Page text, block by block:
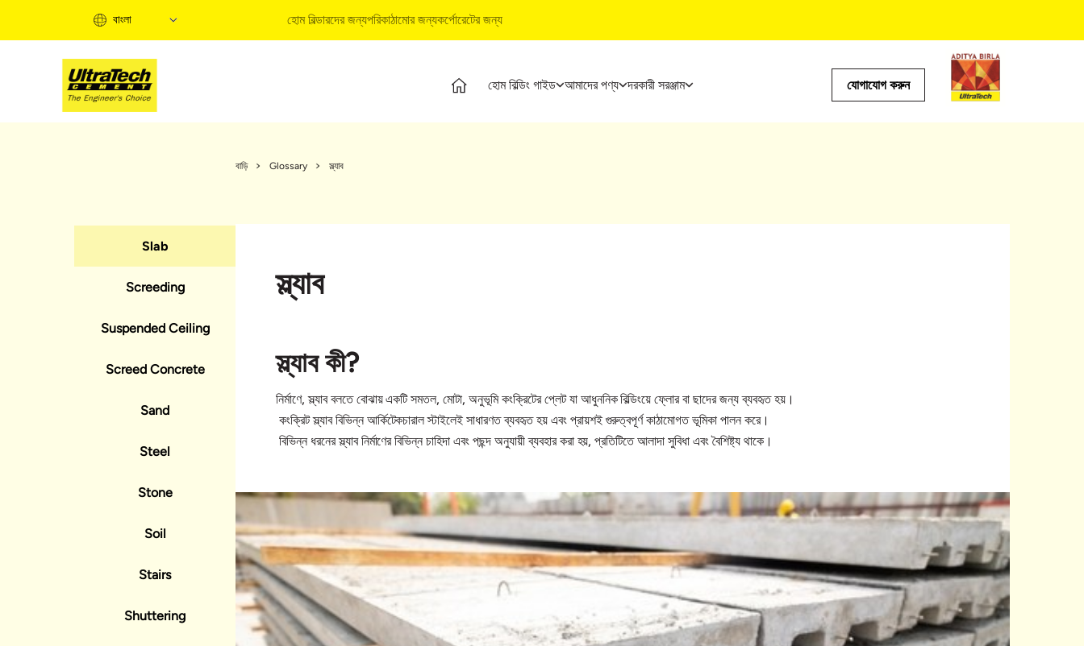
বাংলা হোম বিল্ডারদের জন্যপরিকাঠামোর জন্যকর্পোরেটের জন্য
হোম বিল্ডিং গাইড আমাদের পণ্য দরকারী সরঞ্জাম
হোম বিল্ডিং গাইড
বাই সলিউশন
পণ্য
আল্ট্রাটেক বিল্ডিং সলিউশন
আল্ট্রাটেক বিল্ডিং পণ্য দরকারী সরঞ্জাম
ইএমআই ক্যালকুলেটর
যোগাযোগ করুন
Slab
Screeding
Suspended Ceiling
Screed Concrete
Sand
Steel
Stone
Soil
Stairs
Shuttering
বাড়ি Glossary স্ল্যাব
স্ল্যাব
স্ল্যাব কী?
নির্মাণে, স্ল্যাব বলতে বোঝায় একটি সমতল, মোটা, অনুভূমি কংক্রিটের প্লেট যা আধুননিক বিল্ডিংয়ে ফ্লোর বা ছাদের জন্য ব্যবহৃত হয়।
কংক্রিট স্ল্যাব বিভিন্ন আর্কিটেকচারাল স্টাইলেই সাধারণত ব্যবহৃত হয় এবং প্রায়শই গুরুত্বপূর্ণ কাঠামোগত ভূমিকা পালন করে।
বিভিন্ন ধরনের স্ল্যাব নির্মাণের বিভিন্ন চাহিদা এবং পছন্দ অনুযায়ী ব্যবহার করা হয়, প্রতিটিতে আলাদা সুবিধা এবং বৈশিষ্ট্য থাকে।